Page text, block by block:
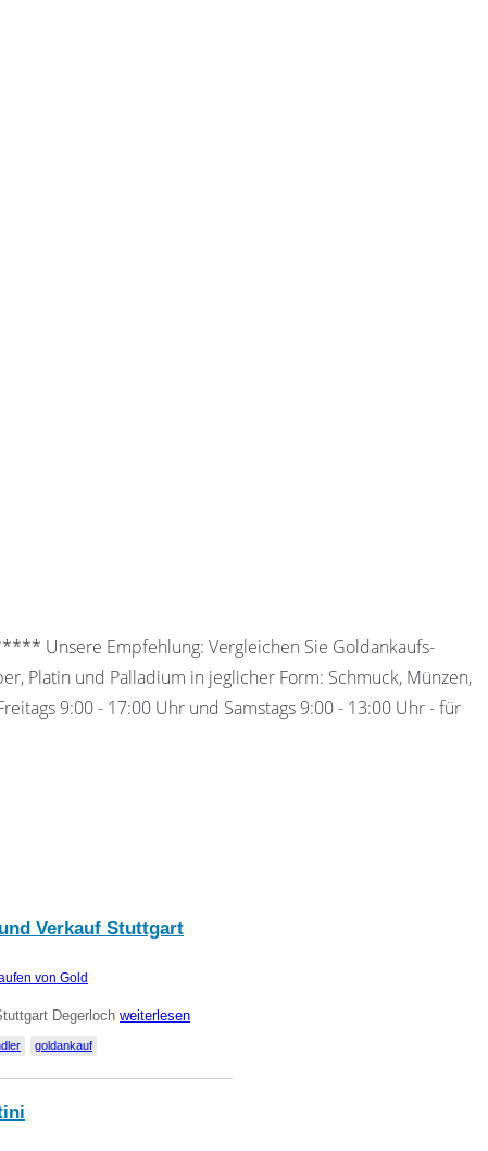
Unsere Empfehlung: Vergleichen Sie Goldankaufs-
Platin und Palladium in jeglicher Form: Schmuck, Münzen,
9:00 - 17:00 Uhr und Samstags 9:00 - 13:00 Uhr - für
Verkauf Stuttgart
von Gold
Degerloch weiterlesen
goldankauf